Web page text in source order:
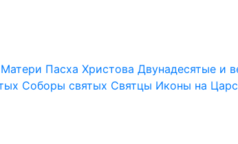
Пасха ХристоваДвунадесятые и
Соборы святых Святцы Иконы на